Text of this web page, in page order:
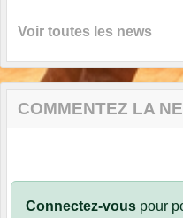
Voir toutes les news
COMMENTEZ LA
Connectez-vous pour